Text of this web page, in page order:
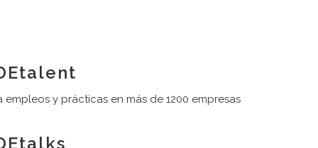
empleos y prácticas en más de 1200 empresas